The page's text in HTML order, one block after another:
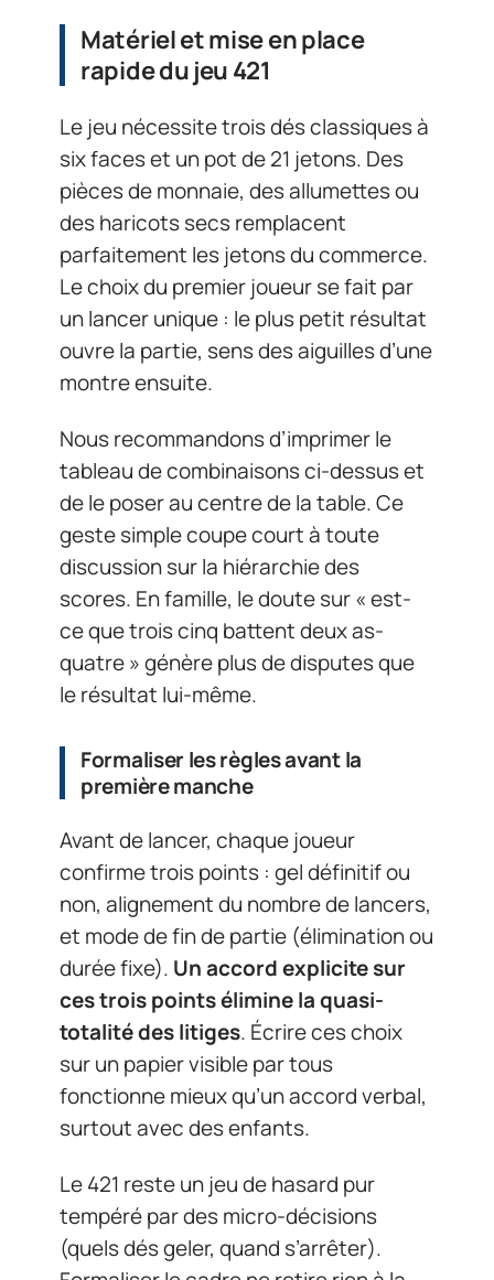
Matériel et mise en place
rapide du jeu 421
Le jeu nécessite trois dés classiques à
six faces et un pot de 21 jetons. Des
pièces de monnaie, des allumettes ou
des haricots secs remplacent
parfaitement les jetons du commerce.
Le choix du premier joueur se fait par
un lancer unique : le plus petit résultat
ouvre la partie, sens des aiguilles d’une
montre ensuite.
Nous recommandons d’imprimer le
tableau de combinaisons ci-dessus et
de le poser au centre de la table. Ce
geste simple coupe court à toute
discussion sur la hiérarchie des
scores. En famille, le doute sur « est-
ce que trois cinq battent deux as-
quatre » génère plus de disputes que
le résultat lui-même.
Formaliser les règles avant la
première manche
Avant de lancer, chaque joueur
confirme trois points : gel définitif ou
non, alignement du nombre de lancers,
et mode de fin de partie (élimination ou
durée fixe). Un accord explicite sur
ces trois points élimine la quasi-
totalité des litiges. Écrire ces choix
sur un papier visible par tous
fonctionne mieux qu’un accord verbal,
surtout avec des enfants.
Le 421 reste un jeu de hasard pur
tempéré par des micro-décisions
(quels dés geler, quand s’arrêter).